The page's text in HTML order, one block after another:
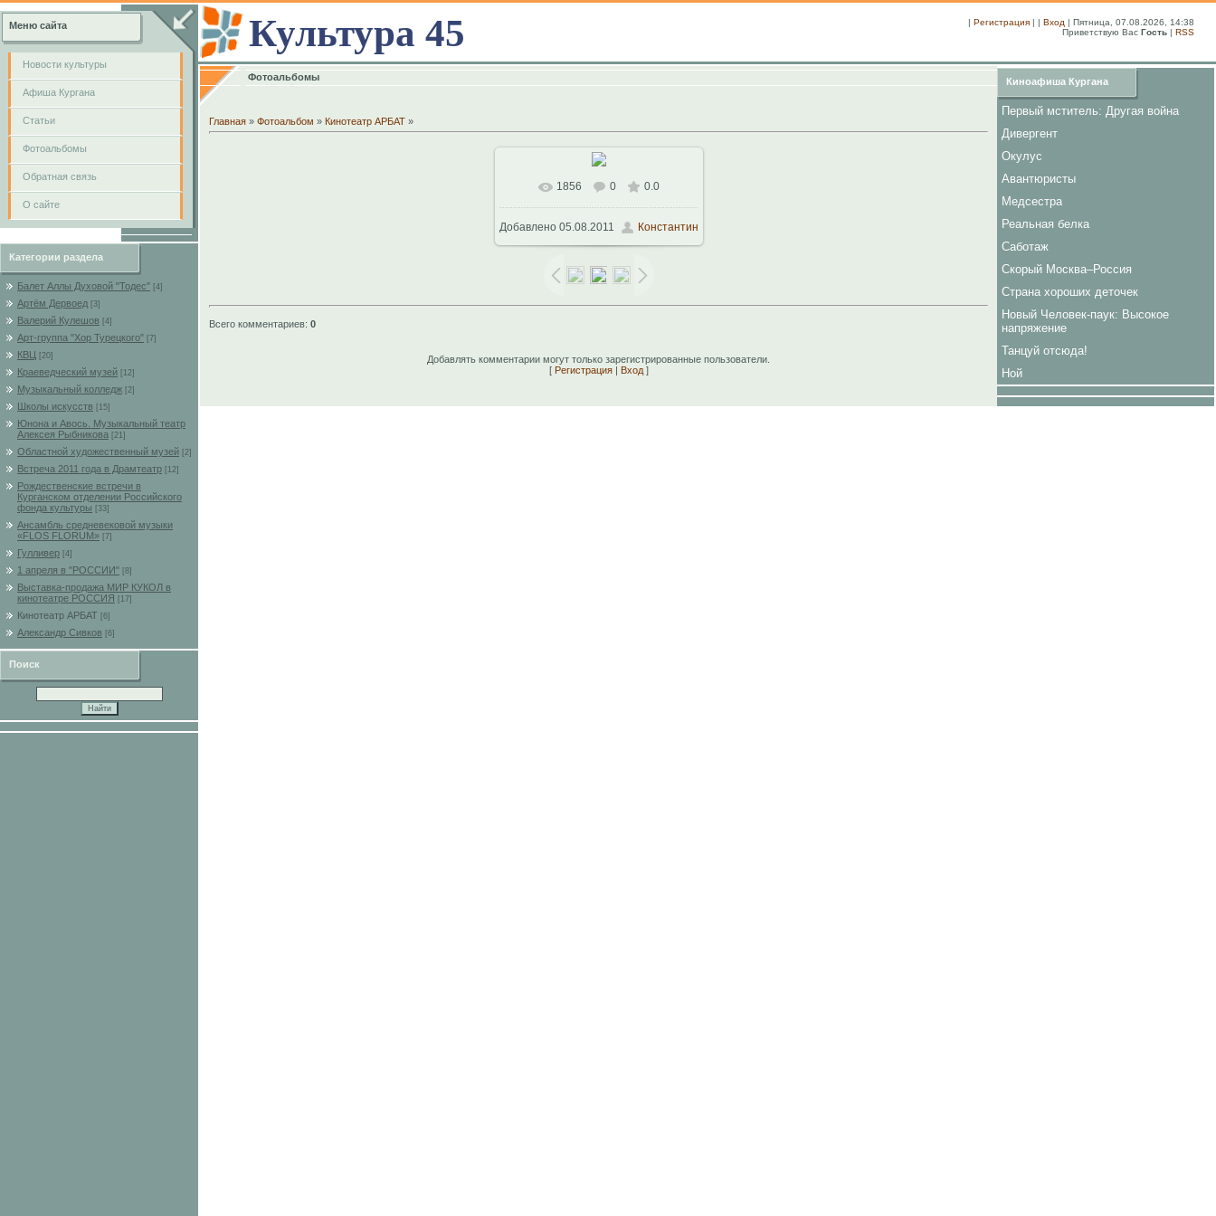
Меню сайта
Новости культуры
Афиша Кургана
Cтатьи
Фотоальбомы
Обратная связь
О сайте
Категории раздела
Балет Аллы Духовой "Тодес" [4]
Артём Дервоед [3]
Валерий Кулешов [4]
Арт-группа "Хор Турецкого" [7]
КВЦ [20]
Краеведческий музей [12]
Музыкальный колледж [2]
Школы искусств [15]
Юнона и Авось. Музыкальный театр
Алексея Рыбникова
[21]
Областной художественный музей [2]
Встреча 2011 года в Драмтеатр [12]
Рождественские встречи в
Курганском отделении Российского
фонда культуры
[33]
Ансамбль средневековой музыки
«FLOS FLORUM» [7]
Гулливер [4]
1 апреля в "РОССИИ" [8]
Выставка-продажа МИР КУКОЛ в
кинотеатре РОССИЯ
[17]
Кинотеатр АРБАТ [6]
Александр Сивков [6]
Поиск
Культура 45 | Регистрация | | Вход | Пятница, 07.08.2026, 14:38
Приветствую Вас Гость | RSS
Фотоальбомы
Главная » Фотоальбом » Кинотеатр АРБАТ »
В реальном размере 1024x768
113.1Kb
1856 0 0.0
Добавлено05.08.2011 Константин
Всего комментариев: 0
Добавлять комментарии могут только зарегистрированные пользователи.
[ Регистрация| Вход]
Киноафиша Кургана
Первый мститель: Другая война
Дивергент
Окулус
Авантюристы
Медсестра
Реальная белка
Саботаж
Скорый Москва–Россия
Страна хороших деточек
Новый Человек-паук: Высокое
напряжение
Танцуй отсюда!
Ной